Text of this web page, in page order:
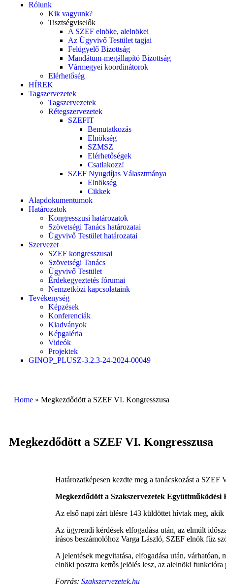
Rólunk
Kik vagyunk?
Tisztségviselők
A SZEF elnöke, alelnökei
Az Ügyvivő Testület tagjai
Felügyelő Bizottság
Mandátum-megállapító Bizottság
Vármegyei koordinátorok
Elérhetőség
HÍREK
Tagszervezetek
Tagszervezetek
Rétegszervezetek
SZEFIT
Bemutatkozás
Elnökség
SZMSZ
Elérhetőségek
Csatlakozz!
SZEF Nyugdíjas Választmánya
Elnökség
Cikkek
Alapdokumentumok
Határozatok
Kongresszusi határozatok
Szövetségi Tanács határozatai
Ügyvivő Testület határozatai
Szervezet
SZEF kongresszusai
Szövetségi Tanács
Ügyvivő Testület
Érdekegyeztetés fórumai
Nemzetközi kapcsolataink
Tevékenység
Képzések
Konferenciák
Kiadványok
Képgaléria
Videók
Projektek
GINOP_PLUSZ-3.2.3-24-2024-00049
Home » Megkezdődött a SZEF VI. Kongresszusa
Megkezdődött a SZEF VI. Kongresszusa
Határozatképesen kezdte meg a tanácskozást a SZEF
Megkezdődött a Szakszervezetek
Az első napi zárt ülésre 143 küldöttet hívtak meg,
Az ügyrendi kérdések elfogadása után, az elmúlt
írásos beszámolóhoz Varga László, SZEF elnök fűz
A jelentések megvitatása, elfogadása után,
elnöki posztra kettős jelölés lesz, az alelnöki funkcióra
Forrás: Szakszervezetek.hu